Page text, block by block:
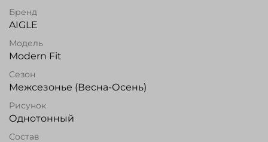
Бренд
AIGLE
Модель
Modern Fit
Сезон
Межсезонье (Весна-Осень)
Рисунок
Однотонный
Состав